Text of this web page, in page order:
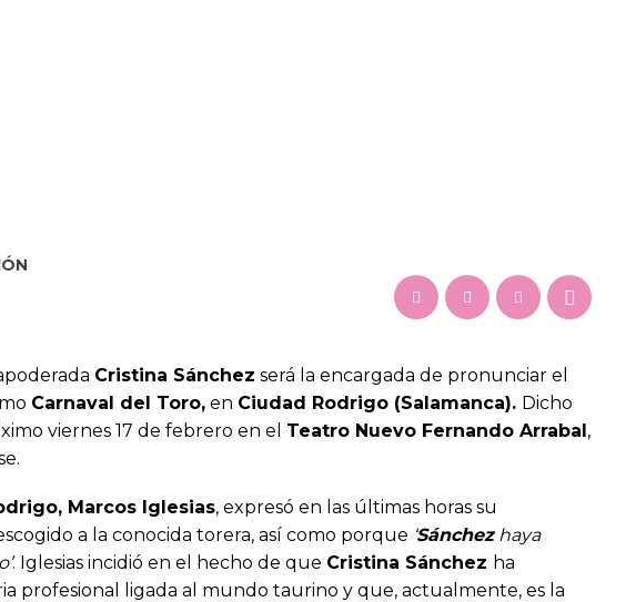
Cristina Sánchez será la encargada de pronunciar el
Carnaval del Toro, en Ciudad Rodrigo (Salamanca). Dicho
viernes 17 de febrero en el Teatro Nuevo Fernando Arrabal,
Marcos Iglesias, expresó en las últimas horas su
a la conocida torera, así como porque Sánchezhaya
. Iglesias incidió en el hecho de que Cristina Sánchez ha
profesional ligada al mundo taurino y que, actualmente, es la